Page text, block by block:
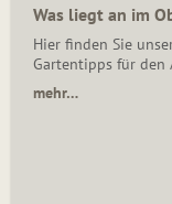
Was liegt an im
Hier finden Sie
Gartentipps für den
mehr…